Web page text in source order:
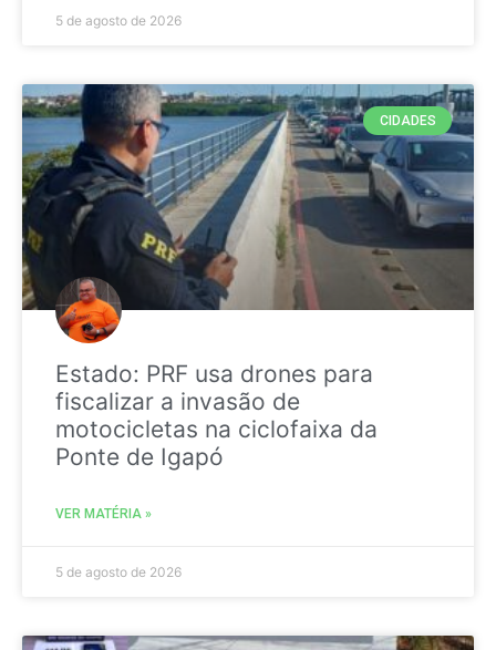
5 de agosto de 2026
CIDADES
Estado: PRF usa drones para
fiscalizar a invasão de
motocicletas na ciclofaixa da
Ponte de Igapó
VER MATÉRIA »
5 de agosto de 2026